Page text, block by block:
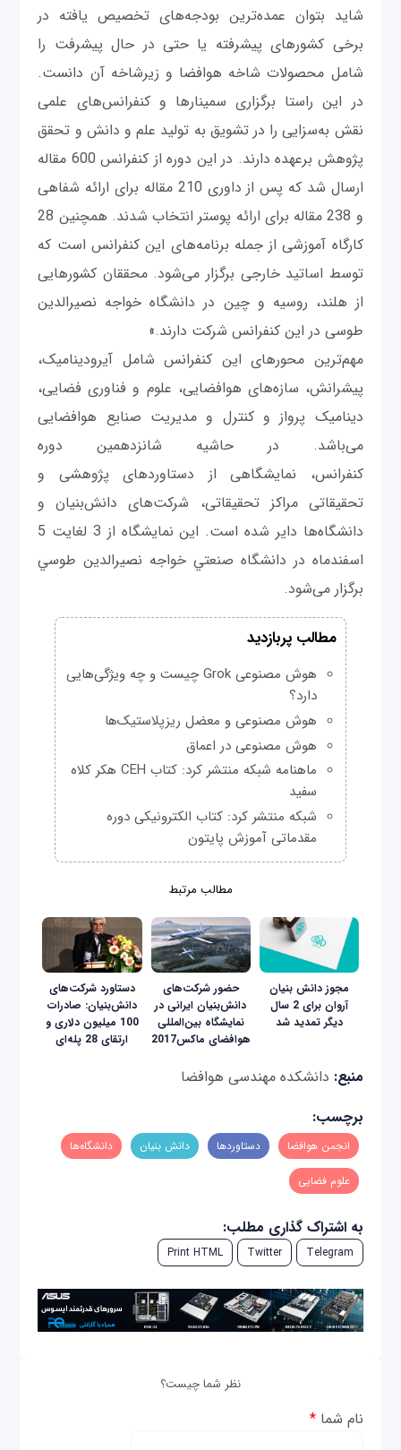
شاید بتوان عمده‌ترین بودجه‌های تخصیص یافته در
برخی کشورهای پیشرفته یا حتی در حال پیشرفت را
شامل محصولات شاخه هوافضا و زیرشاخه آن دانست.
در این راستا برگزاری سمینارها و کنفرانس‌های علمی
نقش به‌سزایی را در تشویق به تولید علم و دانش و تحقق
پژوهش برعهده دارند. در این دوره از کنفرانس 600 مقاله
ارسال شد که پس از داوری 210 مقاله برای ارائه شفاهی
و 238 مقاله برای ارائه پوستر انتخاب شدند. همچنین 28
کارگاه آموزشی از جمله برنامه‌های این کنفرانس است که
توسط اساتید خارجی برگزار می‌شود. محققان کشورهایی
از هلند، روسیه و چین در دانشگاه خواجه‌ نصیرالدین
طوسی در این کنفرانس شرکت دارند.»
مهم‌ترین محورهای این کنفرانس شامل آیرودینامیک،
پیشرانش، سازه‌های هوافضایی، علوم و فناوری فضایی،
دینامیک پرواز و کنترل و مدیریت صنایع هوافضایی
می‌باشد. در حاشیه شانزدهمین دوره
کنفرانس، نمایشگاهی از دستاوردهای پژوهشی و
تحقیقاتی مراکز تحقیقاتی، شرکت‌های دانش‌بنیان و
دانشگاه‌ها دایر شده است. این نمایشگاه از 3 لغایت 5
اسفندماه در دانشگاه صنعتي خواجه نصيرالدين طوسي
برگزار می‌شود.
مطالب پربازدید
هوش مصنوعی Grok چیست و چه ویژگی‌هایی
دارد؟
هوش مصنوعی و معضل ریزپلاستیک‌ها
هوش مصنوعی در اعماق
ماهنامه شبکه منتشر کرد: کتاب CEH هکر کلاه
سفید
شبکه منتشر کرد: کتاب الکترونیکی دوره
مقدماتی آموزش پایتون
مطالب مرتبط
مجوز دانش‌ بنیان
آروان برای 2 سال
دیگر تمدید شد
حضور شرکت‌های
دانش‌بنیان ایرانی در
نمایشگاه بین‌المللی
هوافضای ماکس2017
دستاورد شرکت‌‌های
دانش‌بنیان: صادرات
100 میلیون دلاری و
ارتقای 28 پله‌ای
منبع: دانشکده مهندسی هوافضا
برچسب:
انجمن هوافضا دستاوردها دانش بنیان دانشگاه‌ها
علوم فضایی
به اشتراک گذاری مطلب:
Telegram
Twitter
Print HTML
نظر شما چیست؟
نام شما*